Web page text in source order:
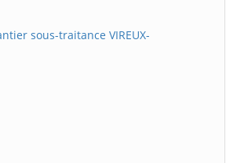
sous-traitance VIREUX-